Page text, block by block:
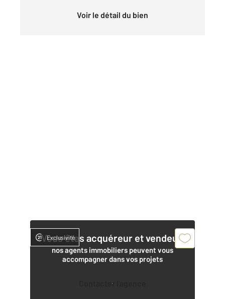
Voir le détail du bien
Vous êtes acquéreur et vendeur,
nos agents immobiliers peuvent vous
accompagner dans vos projets
Contacter l'agence
Exclusivité